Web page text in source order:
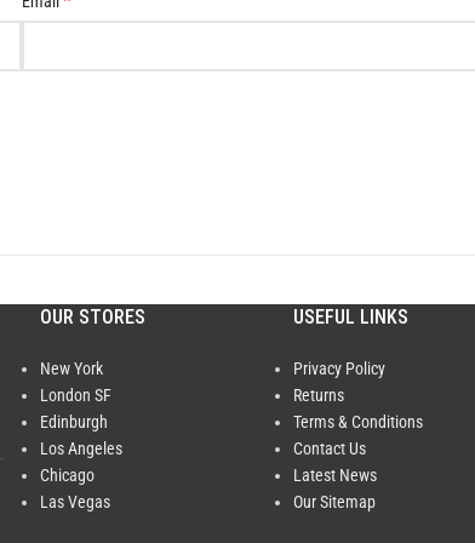
OUR STORES
New York
London SF
Edinburgh
Los Angeles
Chicago
Las Vegas
USEFUL LINKS
Privacy Policy
Returns
Terms & Conditions
Contact Us
Latest News
Our Sitemap